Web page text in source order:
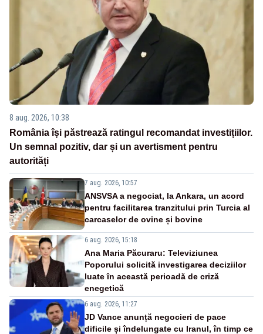
8 aug. 2026, 10:38
România își păstrează ratingul recomandat investițiilor.
Un semnal pozitiv, dar și un avertisment pentru
autorități
7 aug. 2026, 10:57
ANSVSA a negociat, la Ankara, un acord
pentru facilitarea tranzitului prin Turcia al
carcaselor de ovine și bovine
6 aug. 2026, 15:18
Ana Maria Păcuraru: Televiziunea
Poporului solicită investigarea deciziilor
luate în această perioadă de criză
enegetică
6 aug. 2026, 11:27
JD Vance anunță negocieri de pace
dificile și îndelungate cu Iranul, în timp ce